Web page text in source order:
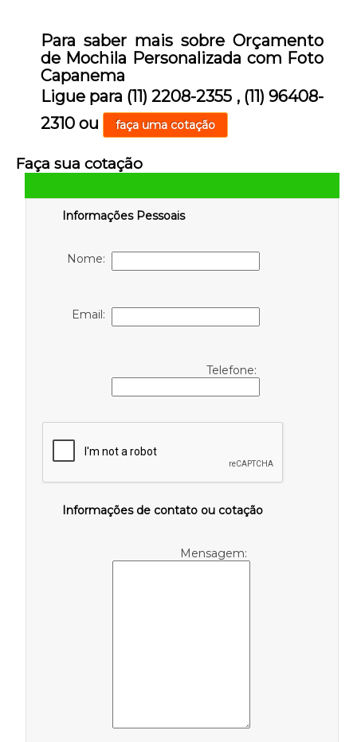
Para saber mais sobre Orçamento
de Mochila Personalizada com Foto
Capanema
Ligue para (11) 2208-2355 , (11) 96408-
2310 ou faça uma cotação
Faça sua cotação
Informações Pessoais
Nome:
Email:
Telefone:
Informações de contato ou cotação
Mensagem: